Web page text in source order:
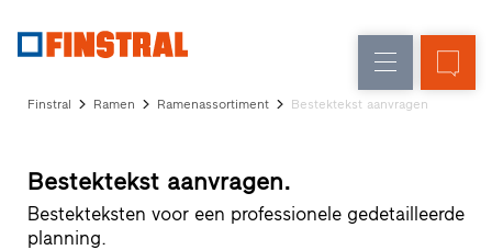
Glasgevels
Studio
zoeken
Snelle
Finstral Ramen Ramenassortiment Bestektekst aanvragen
Bestektekst aanvragen.
Bestekteksten voor een professionele gedetailleerde
planning.